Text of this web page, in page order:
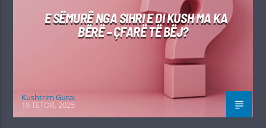
E SËMURË NGA SIHRI E DI KUSH MA KA
BËRË – ÇFARË TË BËJ?
Kushtrim Guraj
19 TETOR, 2025